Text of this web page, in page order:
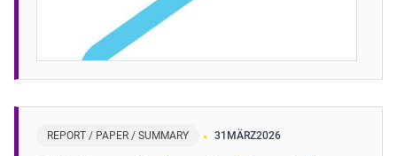
REPORT / PAPER / SUMMARY 31MÄRZ2026